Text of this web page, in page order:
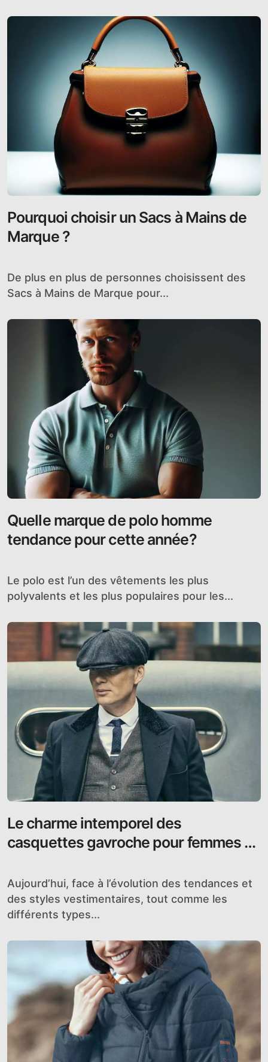
Pourquoi choisir un Sacs à Mains de
Marque ?
De plus en plus de personnes choisissent des
Sacs à Mains de Marque pour...
Quelle marque de polo homme
tendance pour cette année?
Le polo est l’un des vêtements les plus
polyvalents et les plus populaires pour les...
Le charme intemporel des
casquettes gavroche pour femmes et
Aujourd’hui, face à l’évolution des tendances et
des styles vestimentaires, tout comme les
différents types...